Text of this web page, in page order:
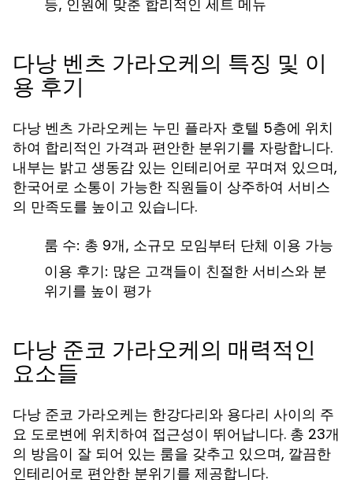
등, 인원에 맞춘 합리적인 세트 메뉴
다낭 벤츠 가라오케의 특징 및 이
용 후기
다낭 벤츠 가라오케는 누민 플라자 호텔 5층에 위치
하여 합리적인 가격과 편안한 분위기를 자랑합니다.
내부는 밝고 생동감 있는 인테리어로 꾸며져 있으며,
한국어로 소통이 가능한 직원들이 상주하여 서비스
의 만족도를 높이고 있습니다.
룸 수: 총 9개, 소규모 모임부터 단체 이용 가능
이용 후기: 많은 고객들이 친절한 서비스와 분
위기를 높이 평가
다낭 준코 가라오케의 매력적인
요소들
다낭 준코 가라오케는 한강다리와 용다리 사이의 주
요 도로변에 위치하여 접근성이 뛰어납니다. 총 23개
의 방음이 잘 되어 있는 룸을 갖추고 있으며, 깔끔한
인테리어로 편안한 분위기를 제공합니다.